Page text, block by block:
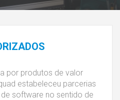
por produtos de valor
estabeleceu parcerias
software no sentido de